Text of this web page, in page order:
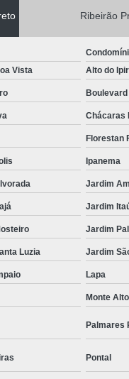
Ribeirão
Vista Alto do
Boulevard
Chácaras
Florestan
Ipanema
Jardim
Jardim
Jardim
Luzia Jardim
Lapa
Monte Alto
Palmares
Pontal